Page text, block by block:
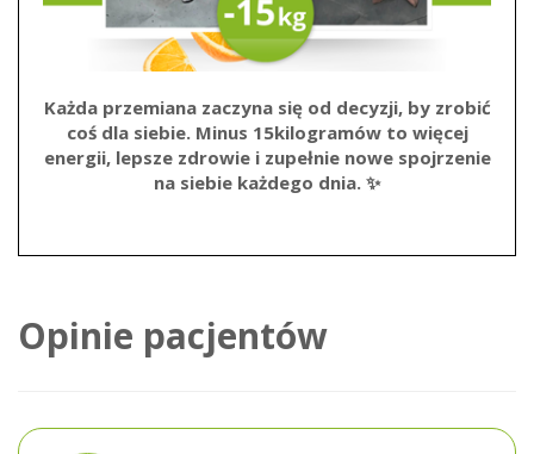
Każda przemiana zaczyna się od decyzji, by zrobić
coś dla siebie. Minus 15kilogramówto więcej
energii, lepsze zdrowie i zupełnie nowe spojrzenie
na siebie każdego dnia. ✨
Opinie pacjentów